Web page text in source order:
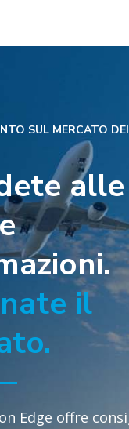
SUL MERCATO DEI
alle
il
Edge offre